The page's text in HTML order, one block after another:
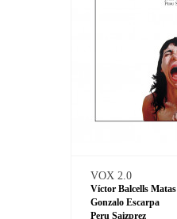
VOX 2.0
Víctor Balcells Matas
Gonzalo Escarpa
Peru Saizprez